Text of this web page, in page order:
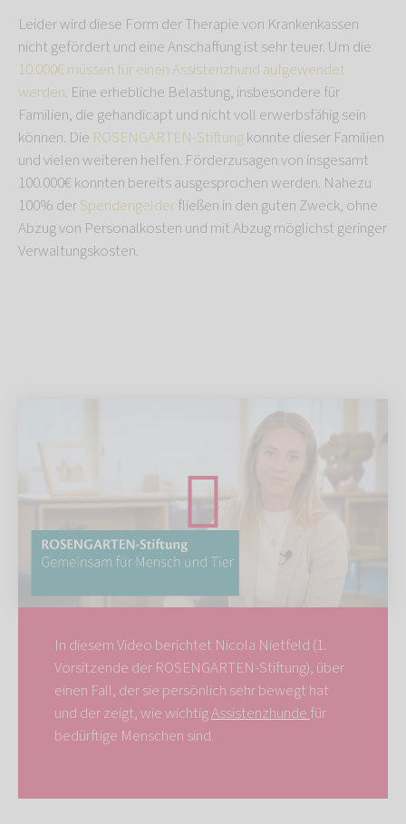
Leider wird diese Form der Therapie von Krankenkassen
nicht gefördert und eine Anschaffung ist sehr teuer. Um die
10.000€ müssen für einen Assistenzhund aufgewendet
werden. Eine erhebliche Belastung, insbesondere für
Familien, die gehandicapt und nicht voll erwerbsfähig sein
können. Die ROSENGARTEN-Stiftungkonnte dieser Familien
und vielen weiteren helfen. Förderzusagen von insgesamt
100.000€ konnten bereits ausgesprochen werden. Nahezu
100% derSpendengelderfließen in den guten Zweck, ohne
Abzug von Personalkosten und mit Abzug möglichst geringer
Verwaltungskosten.
In diesem Video berichtet Nicola Nietfeld (1.
Vorsitzende der ROSENGARTEN-Stiftung), über
einen Fall, der sie persönlich sehr bewegt hat
und der zeigt, wie wichtigAssistenzhunde für
bedürftige Menschen sind.